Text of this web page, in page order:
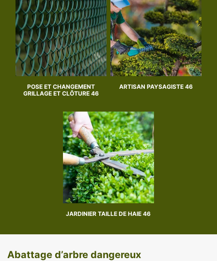
POSE ET CHANGEMENT
GRILLAGE ET CLÔTURE 46
ARTISAN PAYSAGISTE 46
JARDINIER TAILLE DE HAIE 46
Abattage d’arbre dangereux